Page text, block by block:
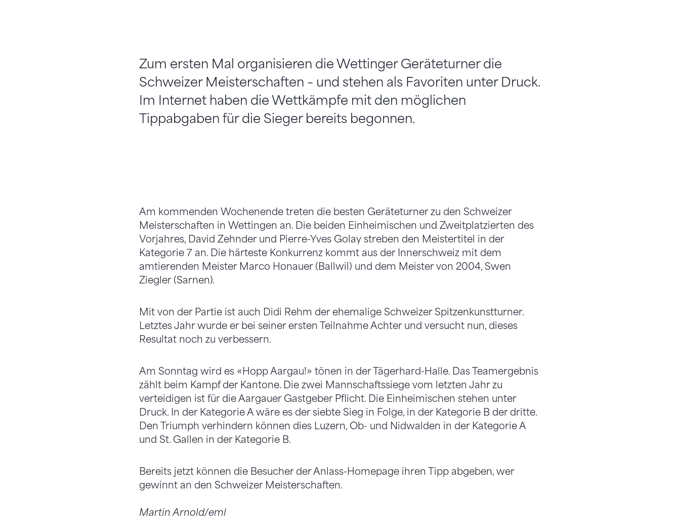
Zum ersten Mal organisieren die Wettinger Geräteturner die
Schweizer Meisterschaften – und stehen als Favoriten unter Druck.
Im Internet haben die Wettkämpfe mit den möglichen
Tippabgaben für die Sieger bereits begonnen.
Am kommenden Wochenende treten die besten Geräteturner zu den Schweizer
Meisterschaften in Wettingen an. Die beiden Einheimischen und Zweitplatzierten des
Vorjahres, David Zehnder und Pierre-Yves Golay streben den Meistertitel in der
Kategorie 7 an. Die härteste Konkurrenz kommt aus der Innerschweiz mit dem
amtierenden Meister Marco Honauer (Ballwil) und dem Meister von 2004, Swen
Ziegler (Sarnen).
Mit von der Partie ist auch Didi Rehm der ehemalige Schweizer Spitzenkunstturner.
Letztes Jahr wurde er bei seiner ersten Teilnahme Achter und versucht nun, dieses
Resultat noch zu verbessern.
Am Sonntag wird es «Hopp Aargau!» tönen in der Tägerhard-Halle. Das Teamergebnis
zählt beim Kampf der Kantone. Die zwei Mannschaftssiege vom letzten Jahr zu
verteidigen ist für die Aargauer Gastgeber Pflicht. Die Einheimischen stehen unter
Druck. In der Kategorie A wäre es der siebte Sieg in Folge, in der Kategorie B der dritte.
Den Triumph verhindern können dies Luzern, Ob- und Nidwalden in der Kategorie A
und St. Gallen in der Kategorie B.
Bereits jetzt können die Besucher der Anlass-Homepage ihren Tipp abgeben, wer
gewinnt an den Schweizer Meisterschaften.
Martin Arnold/eml